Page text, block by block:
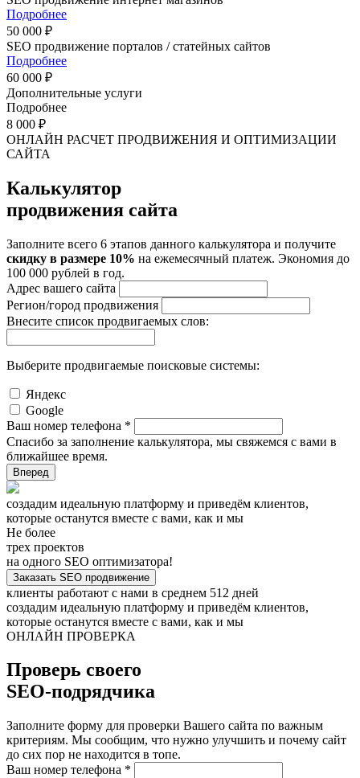
Подробнее
50 000 ₽
SEO продвижение порталов / статейных сайтов
Подробнее
60 000 ₽
Дополнительные услуги
Подробнее
8 000 ₽
ОНЛАЙН РАСЧЕТ ПРОДВИЖЕНИЯ И ОПТИМИЗАЦИИ
САЙТА
Калькулятор
продвижения сайта
Заполните всего 6 этапов данного калькулятора и получите
скидку в размере 10% на ежемесячный платеж. Экономия до
100 000 рублей в год.
Адрес вашего сайта
Регион/город продвижения
Внесите список продвигаемых слов:
Выберите продвигаемые поисковые системы:
Яндекс
Google
Ваш номер телефона *
Спасибо за заполнение калькулятора, мы свяжемся с вами в
ближайшее время.
Вперед
создадим идеальную платформу и приведём клиентов,
которые останутся вместе с вами, как и мы
Не более
трех проектов
на одного SEO оптимизатора!
Заказать SEO продвижение
клиенты работают с нами в среднем 512 дней
создадим идеальную платформу и приведём клиентов,
которые останутся вместе с вами, как и мы
ОНЛАЙН ПРОВЕРКА
Проверь своего
SEO-подрядчика
Заполните форму для проверки Вашего сайта по важным
критериям. Мы сообщим, что нужно улучшить и почему сайт
до сих пор не находится в топе.
Ваш номер телефона *